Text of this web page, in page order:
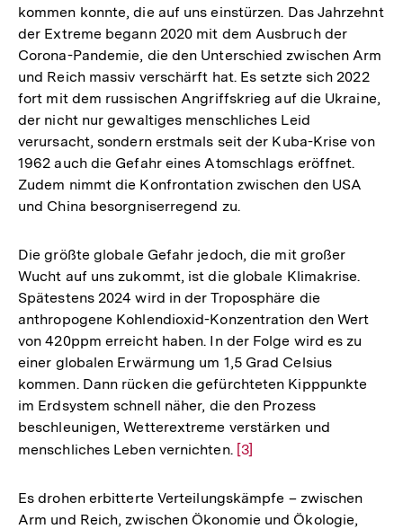
kommen konnte, die auf uns einstürzen. Das Jahrzehnt
der Extreme begann 2020 mit dem Ausbruch der
Corona-Pandemie, die den Unterschied zwischen Arm
und Reich massiv verschärft hat. Es setzte sich 2022
fort mit dem russischen Angriffskrieg auf die Ukraine,
der nicht nur gewaltiges menschliches Leid
verursacht, sondern erstmals seit der Kuba-Krise von
1962 auch die Gefahr eines Atomschlags eröffnet.
Zudem nimmt die Konfrontation zwischen den USA
und China besorgniserregend zu.
Die größte globale Gefahr jedoch, die mit großer
Wucht auf uns zukommt, ist die globale Klimakrise.
Spätestens 2024 wird in der Troposphäre die
anthropogene Kohlendioxid-Konzentration den Wert
von 420ppm erreicht haben. In der Folge wird es zu
einer globalen Erwärmung um 1,5 Grad Celsius
kommen. Dann rücken die gefürchteten Kipppunkte
im Erdsystem schnell näher, die den Prozess
beschleunigen, Wetterextreme verstärken und
menschliches Leben vernichten. Zur
der
Fußnote
[3]
Es drohen erbitterte Verteilungskämpfe – zwischen
Arm und Reich, zwischen Ökonomie und Ökologie,